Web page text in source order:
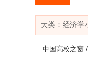
大类： 经济学
中国高校之窗 /